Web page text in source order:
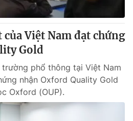
Podcast
Infographic
Shorts video
Việt Nam đạt chứng
Gold
phổ thông tại Việt Nam
nhận Oxford Quality Gold
Oxford (OUP).